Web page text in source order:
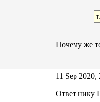
Почему же
11 Sep 2020,
Ответ нику